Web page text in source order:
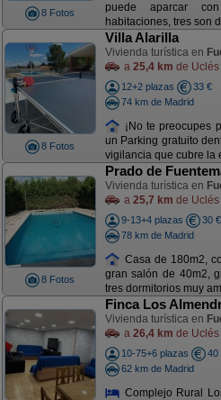
8 Fotos
puede aparcar
habitaciones, tres son
8 Fotos
Villa Alarilla
Vivienda turística en
a 25,4 km de
12+2 plazas
33 €
74 km de Madrid
¡No te preocupes
un Parking gratuito
vigilancia que cubre la
8 Fotos
Prado de
Vivienda turística en
a 25,7 km de
9-13+4 plazas
30 €
78 km de Madrid
Casa de 180m2,
gran salón de 40m2,
tres dormitorios muy
Finca Los
Vivienda turística en
a 26,4 km de
10-75+6 plazas
40
62 km de Madrid
Complejo Rural